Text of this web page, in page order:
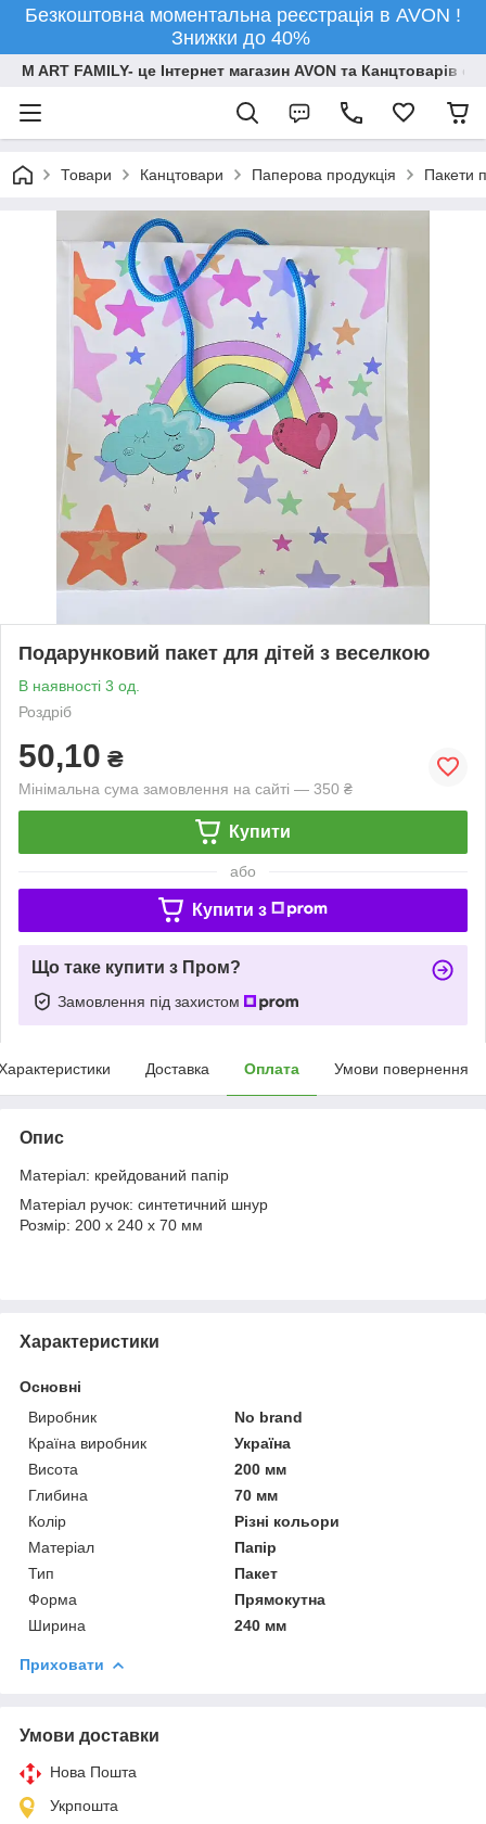
Безкоштовна моментальна реєстрація в AVON !
Знижки до 40%
M ART FAMILY- це Інтернет магазин AVON та Канцтоварів
Товари Канцтовари Паперова продукція Пакети
Подарунковий пакет для дітей з веселкою
В наявності 3 од.
Роздріб
50,10 ₴
Мінімальна сума замовлення на сайті — 350 ₴
Купити
або
Купити з
Що таке купити з Пром?
Замовлення під захистом
Доставка Оплата Умови повернення
Опис
Матеріал: крейдований папір
Матеріал ручок: синтетичний шнур
Розмір: 200 х 240 х 70 мм
Характеристики
Основні
Виробник
No brand
Країна виробник
Україна
Висота
200 мм
Глибина
70 мм
Колір
Різні кольори
Матеріал
Папір
Тип
Пакет
Форма
Прямокутна
Ширина
240 мм
Приховати
Умови доставки
Нова Пошта
Укрпошта